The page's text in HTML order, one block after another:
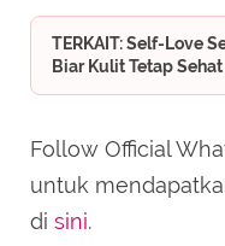
TERKAIT: Self-Love
Biar Kulit Tetap
Follow Official
untuk
di sini.